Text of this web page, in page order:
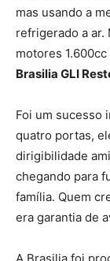
mas usando a
refrigerado a ar.
motores
Brasilia GLI
Foi um sucesso
quatro portas,
dirigibilidade
chegando para
família. Quem
era garantia de